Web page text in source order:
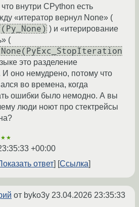
внутри CPython есть
«итератор вернул None» (
) и «итерирование
(
это разделение
И оно немудрено, потому что
во времена, когда
ошибки было немодно. А вы
люди ноют про стектрейсы
+00:00
ответ Ссылка
от byko3y 23.04.2026 23:35:33